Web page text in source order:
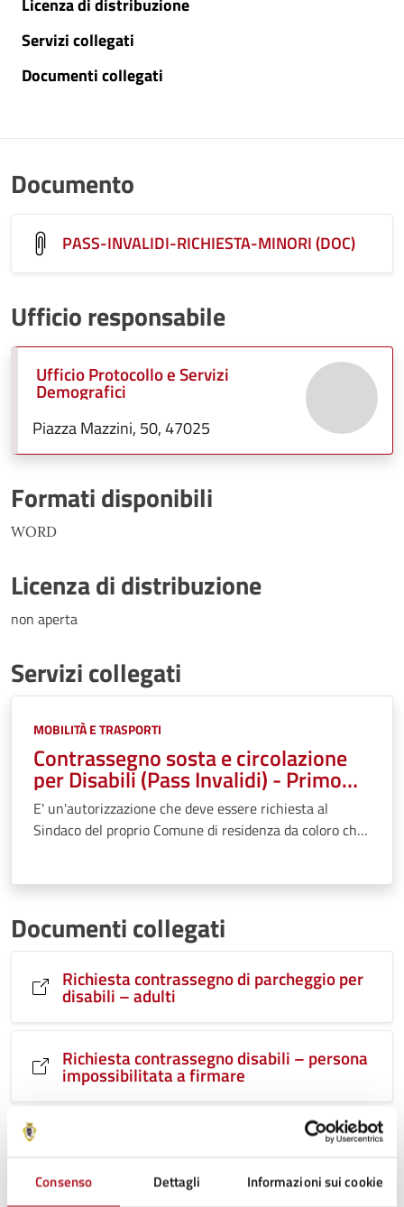
Consenso Dettagli Informazioni sui cookie
Licenza di distribuzione
Servizi collegati
Documenti collegati
Documento
PASS-INVALIDI-RICHIESTA-MINORI (DOC)
Ufficio responsabile
Ufficio Protocollo e Servizi
Demografici
Piazza Mazzini, 50, 47025
Formati disponibili
WORD
Licenza di distribuzione
non aperta
Servizi collegati
Categorie:
MOBILITÀ E TRASPORTI
Contrassegno sosta e circolazione
per Disabili (Pass Invalidi) - Primo
Rilascio
E' un'autorizzazione che deve essere richiesta al
Sindaco del proprio Comune di residenza da coloro che
Documenti collegati
Richiesta contrassegno di parcheggio per
disabili – adulti
Richiesta contrassegno disabili – persona
impossibilitata a firmare
Ultimo aggiornamento:09/05/2025, 09:38